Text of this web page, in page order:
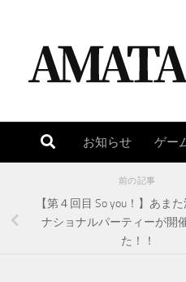
お知らせ ゲー
前の記事
【第４回目 So you！】あま
ナショナルパーティーが開
た！！